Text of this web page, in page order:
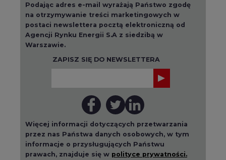
Podając adres e-mail wyrażają Państwo zgodę
na otrzymywanie treści marketingowych w
postaci newslettera pocztą elektroniczną od
Agencji Rynku Energii S.A z siedzibą w
Warszawie.
ZAPISZ SIĘ DO NEWSLETTERA
Więcej informacji dotyczących przetwarzania
przez nas Państwa danych osobowych, w tym
informacje o przysługujących Państwu
prawach, znajduje się w polityce prywatności.